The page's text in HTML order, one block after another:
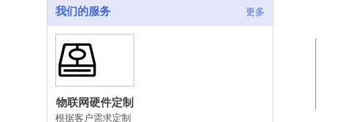
我们的服务 更多
物联网硬件定制
化开发
根据客户需求定制